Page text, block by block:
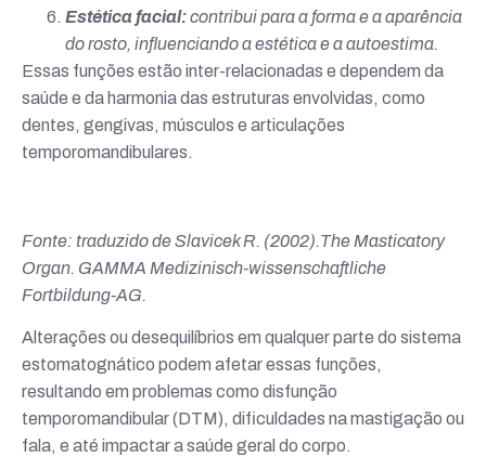
Estética facial:contribui para a forma e a aparência
do rosto, influenciando a estética e a autoestima.
Essas funções estão inter-relacionadas e dependem da
saúde e da harmonia das estruturas envolvidas, como
dentes, gengivas, músculos e articulações
temporomandibulares.
Fonte: traduzido de Slavicek R. (2002).The Masticatory
Organ. GAMMA Medizinisch-wissenschaftliche
Fortbildung-AG.
Alterações ou desequilíbrios em qualquer parte do sistema
estomatognático podem afetar essas funções,
resultando em problemas como disfunção
temporomandibular (DTM), dificuldades na mastigação ou
fala, e até impactar a saúde geral do corpo.